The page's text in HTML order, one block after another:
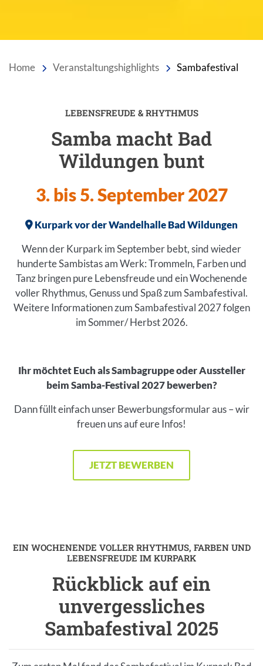
Home Veranstaltungshighlights Sambafestival
Einleitung
LEBENSFREUDE & RHYTHMUS
Samba macht Bad
Wildungen bunt
3. bis 5. September 2027
Kurpark vor der Wandelhalle Bad Wildungen
Wenn der Kurpark im September bebt, sind wieder
hunderte Sambistas am Werk: Trommeln, Farben und
Tanz bringen pure Lebensfreude und ein Wochenende
voller Rhythmus, Genuss und Spaß zum Sambafestival.
Weitere Informationen zum Sambafestival 2027 folgen
im Sommer/ Herbst 2026.
Ihr möchtet Euch als Sambagruppe oder Aussteller
beim Samba-Festival 2027 bewerben?
Dann füllt einfach unser Bewerbungsformular aus – wir
freuen uns auf eure Infos!
JETZT BEWERBEN
Einleitung
EIN WOCHENENDE VOLLER RHYTHMUS, FARBEN UND
LEBENSFREUDE IM KURPARK
Rückblick auf ein
unvergessliches
Sambafestival 2025